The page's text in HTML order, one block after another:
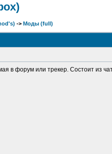
-> Моды (full)
в форум или трекер. Состоит из